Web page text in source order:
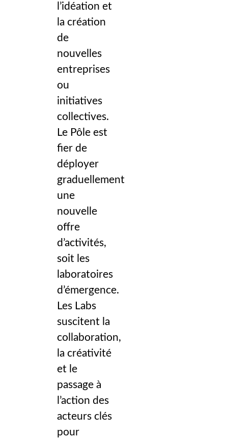
l’idéation et
la création
de
nouvelles
entreprises
ou
initiatives
collectives.
Le Pôle est
fier de
déployer
graduellement
une
nouvelle
offre
d’activités,
soit les
laboratoires
d’émergence.
Les Labs
suscitent la
collaboration,
la créativité
et le
passage à
l’action des
acteurs clés
pour